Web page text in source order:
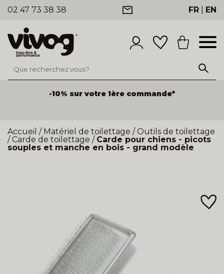
02 47 73 38 38 FR EN
-10% sur votre 1ère commande*
Accueil / Matériel de toilettage / Outils de toilettage
/ Carde de toilettage / Carde pour chiens - picots
souples et manche en bois - grand modèle